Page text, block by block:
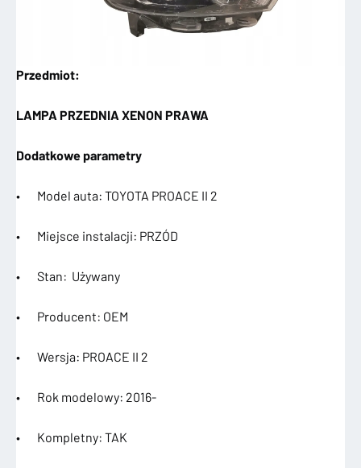
Przedmiot:
LAMPA PRZEDNIA XENON PRAWA
Dodatkowe parametry
• Model auta: TOYOTA PROACE II 2
• Miejsce instalacji: PRZÓD
• Stan: Używany
• Producent: OEM
• Wersja: PROACE II 2
• Rok modelowy: 2016-
• Kompletny: TAK